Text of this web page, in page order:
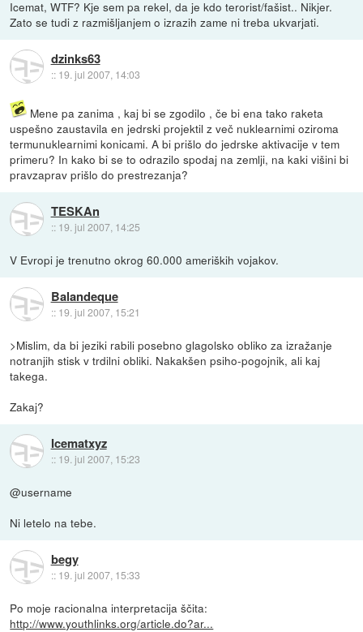
Icemat, WTF? Kje sem pa rekel, da je kdo terorist/fašist.. Nikjer.
Zato se tudi z razmišljanjem o izrazih zame ni treba ukvarjati.
dzinks63
:: 19. jul 2007, 14:03
Mene pa zanima , kaj bi se zgodilo , če bi ena tako raketa
uspešno zaustavila en jedrski projektil z več nuklearnimi oziroma
termunuklearnimi konicami. A bi prišlo do jedrske aktivacije v tem
primeru? In kako bi se to odrazilo spodaj na zemlji, na kaki višini bi
pravzaprav prišlo do prestrezanja?
TESKAn
:: 19. jul 2007, 14:25
V Evropi je trenutno okrog 60.000 ameriških vojakov.
Balandeque
:: 19. jul 2007, 15:21
>Mislim, da bi jeziki rabili posebno glagolsko obliko za izražanje
notranjih stisk v trdilni obliki. Nakakšen psiho-pogojnik, ali kaj
takega.
Zakaj?
Icematxyz
:: 19. jul 2007, 15:23
@username
Ni letelo na tebe.
begy
:: 19. jul 2007, 15:33
Po moje racionalna interpretacija ščita:
http://www.youthlinks.org/article.do?ar...